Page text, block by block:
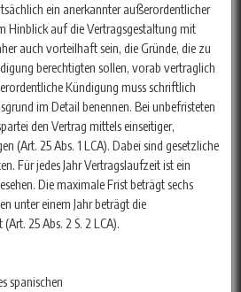
ein anerkannter außerordentlicher
Hinblick auf die Vertragsgestaltung mit
auch vorteilhaft sein, die Gründe, die zu
berechtigten sollen, vorab vertraglich
Kündigung muss schriftlich
im Detail benennen. Bei unbefristeten
den Vertrag mittels einseitiger,
(Art. 25 Abs. 1 LCA). Dabei sind gesetzliche
Für jedes Jahr Vertragslaufzeit ist ein
Die maximale Frist beträgt sechs
unter einem Jahr beträgt die
25 Abs. 2 S. 2 LCA).
spanischen